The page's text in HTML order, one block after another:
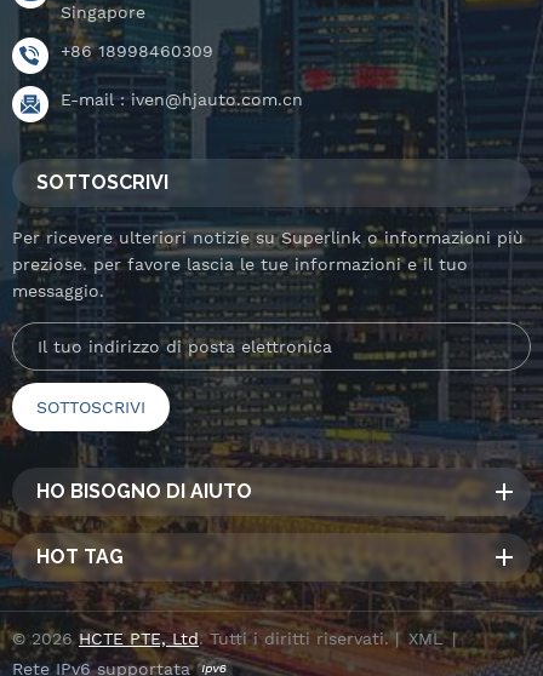
Singapore
+86 18998460309
E-mail :iven@hjauto.com.cn
SOTTOSCRIVI
Per ricevere ulteriori notizie su Superlink o informazioni più
preziose. per favore lascia le tue informazioni e il tuo
messaggio.
HO BISOGNO DI AIUTO
HOT TAG
© 2026HCTE PTE, Ltd. Tutti i diritti riservati. | XML|
Rete IPv6 supportata